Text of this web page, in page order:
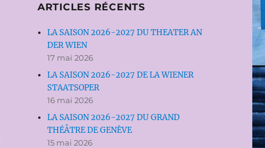
ARTICLES RÉCENTS
LA SAISON 2026-2027 DU THEATER AN
DER WIEN
17 mai 2026
LA SAISON 2026-2027 DE LA WIENER
STAATSOPER
16 mai 2026
LA SAISON 2026-2027 DU GRAND
THÉÂTRE DE GENÈVE
15 mai 2026